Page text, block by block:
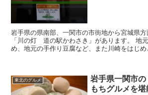
岩手県の県南部、一関市の市街地から宮城県
「川の灯 道の駅かわさき」があります。 地
め、地元の手作り豆腐など、また川崎をはじ
東北のグルメ
岩手県一関市
もちグルメを堪